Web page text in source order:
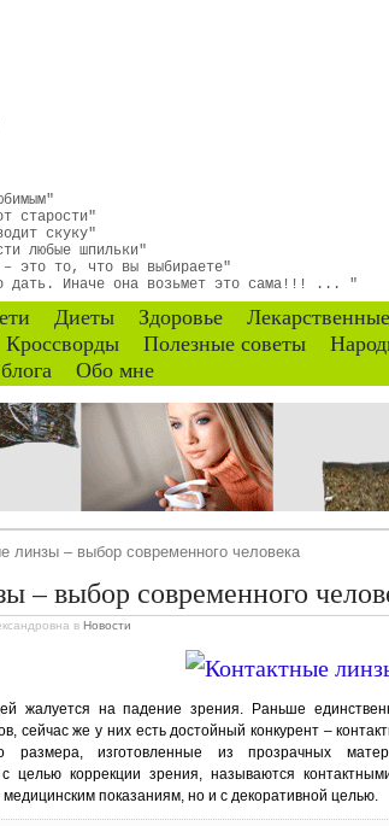
старости"
скуку"
любые шпильки"
это то, что вы выбираете"
дать. Иначе она возьмет это сама!!! ... "
Диеты Здоровье
Кроссворды Полезные советы
Обо мне
линзы – выбор современного человека
– выбор современного
в Новости
жалуется на падение зрения. Раньше
сейчас же у них есть достойный конкурент –
размера, изготовленные из прозрачных
целью коррекции зрения, называются
медицинским показаниям, но и с декоративной целью.